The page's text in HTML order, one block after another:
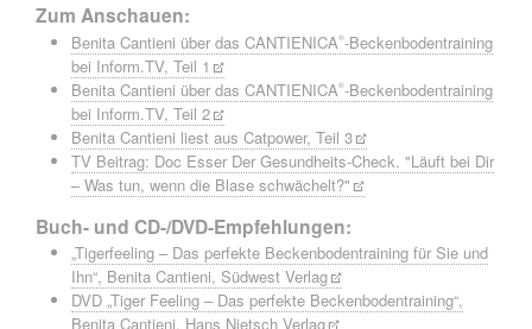
Zum Anschauen:
Benita Cantieni über das CANTIENICA®-Beckenbodentraining
bei Inform.TV, Teil 1
Benita Cantieni über das CANTIENICA®-Beckenbodentraining
bei Inform.TV, Teil 2
Benita Cantieni liest aus Catpower, Teil 3
TV Beitrag: Doc Esser Der Gesundheits-Check. "Läuft bei Dir
– Was tun, wenn die Blase schwächelt?"
Buch- und CD-/DVD-Empfehlungen:
„Tigerfeeling – Das perfekte Beckenbodentraining für Sie und
Ihn“, Benita Cantieni, Südwest Verlag
DVD „Tiger Feeling – Das perfekte Beckenbodentraining“,
Benita Cantieni, Hans Nietsch Verlag